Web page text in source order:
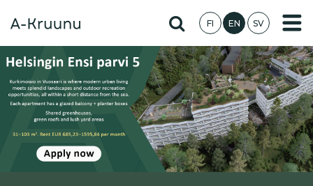
main
content
Hae sivustolta
FI EN SV